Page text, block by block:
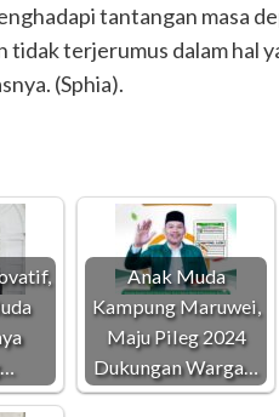
tantangan masa
tidak terjerumus dalam hal
(Sphia).
Anak Muda
Kampung Maruwei,
Maju Pileg 2024
Dukungan Warga…